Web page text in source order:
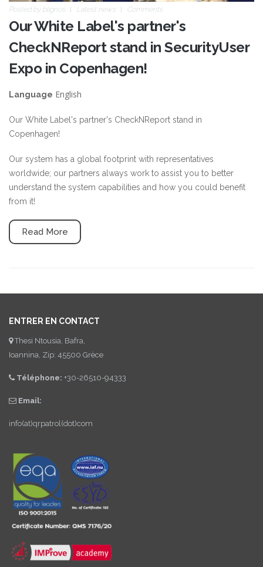
Posted by blignos Latest news Comments
Our White Label's partner's
CheckNReport stand in SecurityUser
Expo in Copenhagen!
Language English
Our White Label's partner's CheckNReport stand in
Copenhagen!
Our system has a global footprint with representatives
worldwide; our partners always work to assist you to better
understand the system capabilities and how you could benefit
from it!
Read More
ENTRER EN CONTACT
Thesi Ntousia, Bafra,
Ioannina, Zip: 45500 Grèce
Téléphone: +30-26510-94333
Email:
info(at)qrpatrol(dot)com